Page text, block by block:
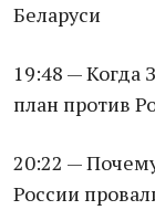
Беларуси
19:48 — Когда
план против
20:22 —
России